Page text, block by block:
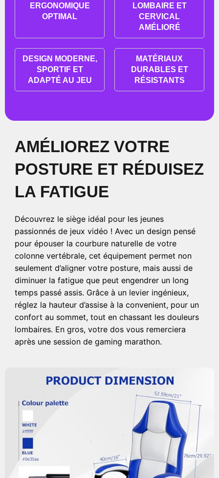
ERGONOMIQUE
OPTIMAL
LOMBAIRE ET
CERVICAL
AMÉLIORÉ
DESIGN MODERNE,
SPORTIF ET
ADAPTÉ AU JEU
MATÉRIAUX
DURABLES ET
RÉSISTANTS
AMÉLIOREZ VOTRE
POSTURE ET RÉDUISEZ
LA FATIGUE
Découvrez le siège idéal pour les jeunes
passionnés de jeux vidéo ! Avec un design pensé
pour épouser la courbure naturelle de votre
colonne vertébrale, cet équipement permet non
seulement d’aligner votre posture, mais aussi de
diminuer la fatigue que peut engendrer un long
temps passé assis. Grâce à un levier ingénieux,
réglez la hauteur d’assise à la convenient, pour un
confort au sommet, tout en chassant les douleurs
lombaires. En gros, votre dos vous remerciera
après une session de gaming marathon.